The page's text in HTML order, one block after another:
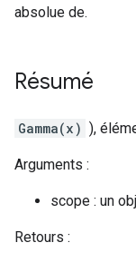
absolue de.
Résumé
Gamma(x) ),
Arguments :
scope : un
Retours :